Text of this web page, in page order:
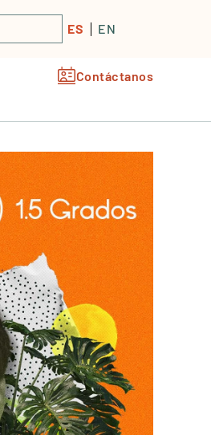
ES EN
Contáctanos